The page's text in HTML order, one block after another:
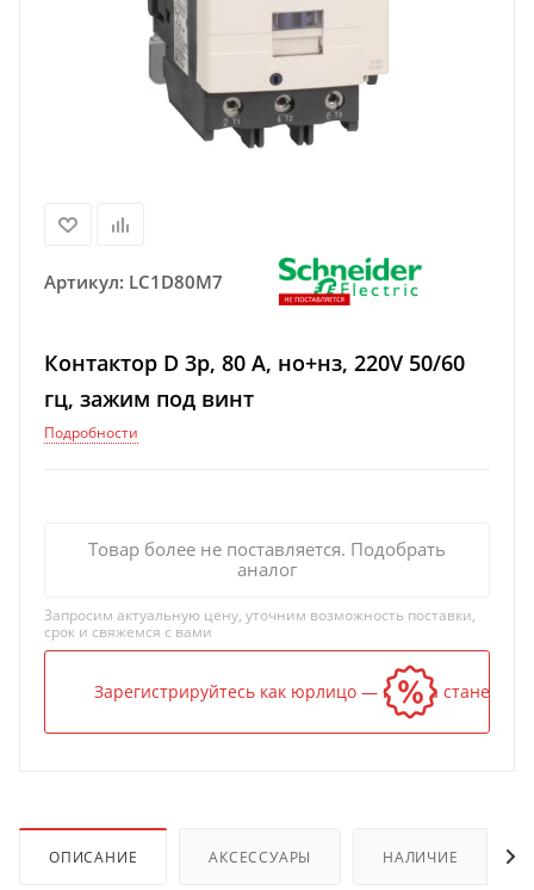
Артикул: LC1D80M7
Контактор D 3р, 80 A, но+нз, 220V 50/60
гц, зажим под винт
Подробности
Товар более не поставляется. Подобрать
аналог
Запросим актуальную цену, уточним возможность поставки,
срок и свяжемся с вами
Зарегистрируйтесь как юрлицо — и цена станет
ОПИСАНИЕ АКСЕССУАРЫ НАЛИЧИЕ